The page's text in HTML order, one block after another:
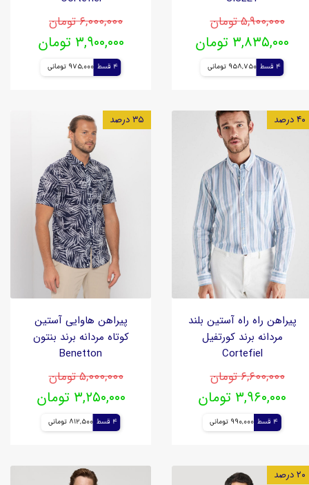
۵,۹۰۰,۰۰۰ تومان
۳,۸۳۵,۰۰۰ تومان
4 قسط 958,750 تومانی
۶,۰۰۰,۰۰۰ تومان
۳,۹۰۰,۰۰۰ تومان
4 قسط 975,000 تومانی
پیراهن راه راه آستین بلند
مردانه برند کورتفیل
Cortefiel
۶,۶۰۰,۰۰۰ تومان
۳,۹۶۰,۰۰۰ تومان
4 قسط 990,000 تومانی
۴۰ درصد
پیراهن هاوایی آستین
کوتاه مردانه برند بنتون
Benetton
۵,۰۰۰,۰۰۰ تومان
۳,۲۵۰,۰۰۰ تومان
4 قسط 812,500 تومانی
۳۵ درصد
۲۰ درصد